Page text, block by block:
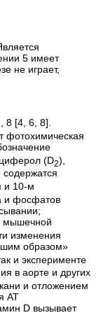
5 имеет
не играет,
8 [4, 6, 8].
фотохимическая
(D2),
и 10-м
и фосфатов
мышечной
изменения
образом»
и эксперименте
в аорте и других
и отложением
АТ
D вызывает